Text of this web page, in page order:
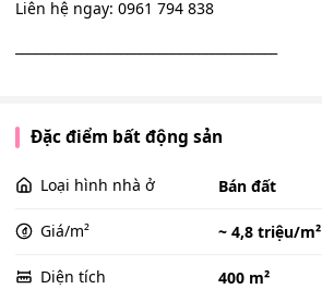
Liên hệ ngay: 0961 794 838
Đặc điểm bất động sản
Loại hình nhà ở Bán đất
Giá/m² ~ 4,8 triệu/m²
Diện tích 400 m²